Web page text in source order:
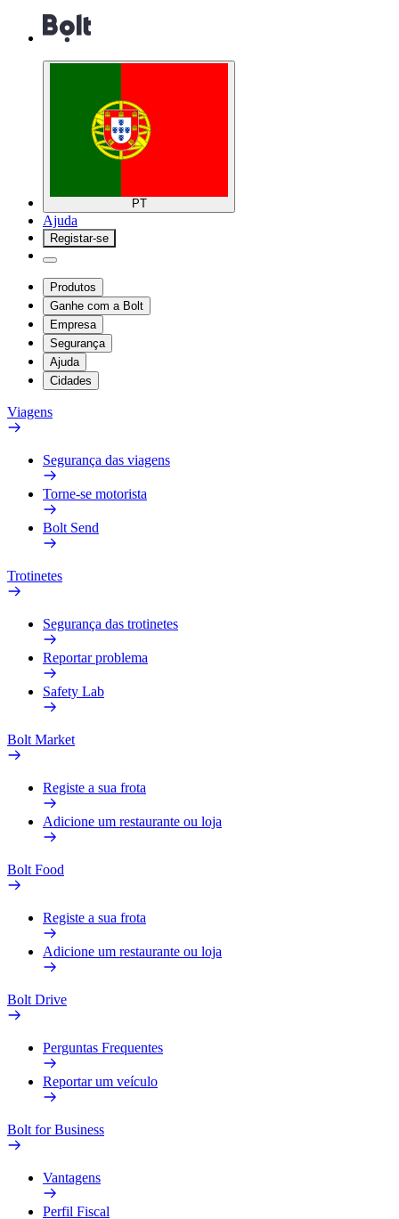
PT
Ajuda
Registar-se
Produtos
Ganhe com a Bolt
Empresa
Segurança
Ajuda
Cidades
Viagens
Segurança das viagens
Torne-se motorista
Bolt Send
Trotinetes
Segurança das trotinetes
Reportar problema
Safety Lab
Bolt Market
Registe a sua frota
Adicione um restaurante ou loja
Bolt Food
Registe a sua frota
Adicione um restaurante ou loja
Bolt Drive
Perguntas Frequentes
Reportar um veículo
Bolt for Business
Vantagens
Perfil Fiscal